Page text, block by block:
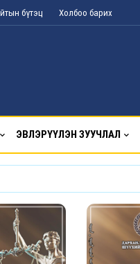
бүтэц Холбоо барих
ЭВЛЭРҮҮЛЭН ЗУУЧЛАЛ